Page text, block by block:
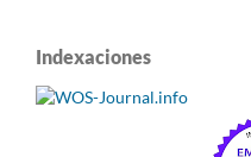
Indexaciones